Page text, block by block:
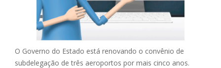
O Governo do Estado está renovando o convênio de
subdelegação de três aeroportos por mais cinco anos.